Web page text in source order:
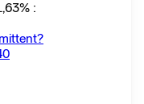
: